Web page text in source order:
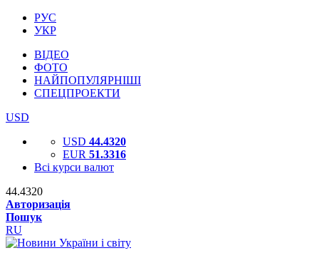
РУС
УКР
ВІДЕО
ФОТО
НАЙПОПУЛЯРНІШІ
СПЕЦПРОЕКТИ
USD
USD 44.4320
EUR 51.3316
Всі курси валют
44.4320
Авторизація
Пошук
RU